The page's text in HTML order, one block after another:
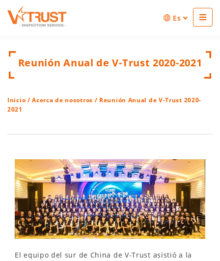
Es
Reunión Anual de V-Trust 2020-2021
Inicio /Acerca de nosotros / Reunión Anual de V-Trust 2020-
2021
El equipo del sur de China de V-Trust asistió a la